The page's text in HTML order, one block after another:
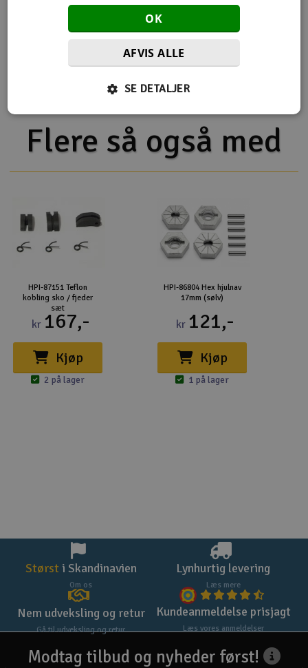
Gavekort
Del af PartFinder
HPI Savage X 4.6 - RTR
HPI Savage X 4.6 V2 GT-6
HPI Savage XL 5.9 V2 2.4GHz
HPI Savage XL Flux V2 2.4GHz
Flere så også med
HPI-87151 Teflon
kobling sko / fjeder
sæt
kr 167,-
Kjøp
2 på lager
HPI-86804 Hex hjulnav
17mm (sølv)
kr 121,-
Kjøp
1 på lager
Størst i Skandinavien
Om os
Lynhurtig levering
Læs mere
Nem udveksling og retur
Gå til udveksling og retur
Kundeanmeldelse prisjagt
Læs vores anmeldelser
Modtag tilbud og nyheder først!
OK
AFVIS ALLE
SE DETALJER